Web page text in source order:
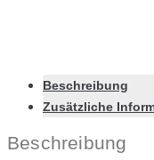
Beschreibung
Zusätzliche
Beschreibung